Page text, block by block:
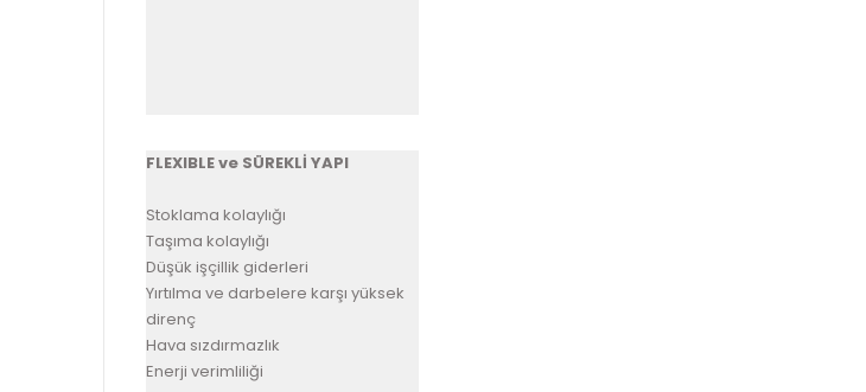
FLEXIBLE ve SÜREKLİ YAPI
Stoklama kolaylığı
Taşıma kolaylığı
Düşük işçillik giderleri
Yırtılma ve darbelere karşı yüksek
direnç
Hava sızdırmazlık
Enerji verimliliği